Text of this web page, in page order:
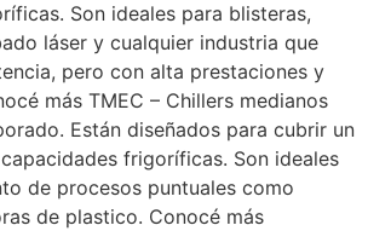
Son ideales para blisteras,
láser y cualquier industria que
pero con alta prestaciones y
más TMEC – Chillers medianos
Están diseñados para cubrir un
frigoríficas. Son ideales
de procesos puntuales como
de plastico. Conocé más